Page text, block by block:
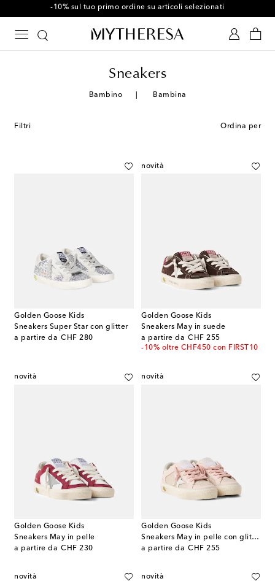
-10% sul tuo primo ordine su articoli selezionati
Sneakers
Bambino Bambina
Filtri Ordina per
Golden Goose Kids
Sneakers Super Star con glitter
a partire da CHF 280
original price
novità
Golden Goose Kids
Sneakers May in suede
a partire da CHF 255
original price
-10% oltre CHF450 con FIRST10
novità
Golden Goose Kids
Sneakers May in pelle
a partire da CHF 230
original price
novità
Golden Goose Kids
Sneakers May in pelle con glitter
a partire da CHF 255
original price
novità novità